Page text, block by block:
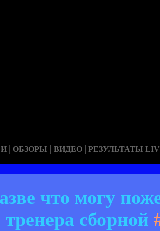
| ОБЗОРЫ | ВИДЕО | РЕЗУЛЬТАТЫ
что могу
сборной